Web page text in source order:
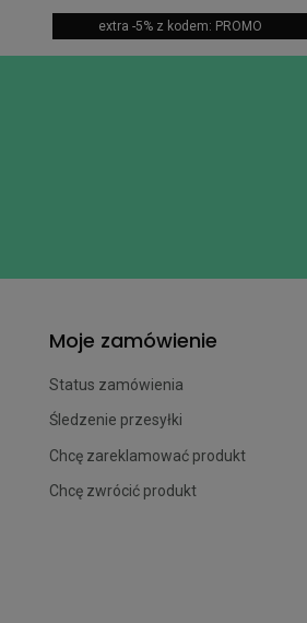
extra -5% z kodem: PROMO
Moje zamówienie
Status zamówienia
Śledzenie przesyłki
Chcę zareklamować produkt
Chcę zwrócić produkt